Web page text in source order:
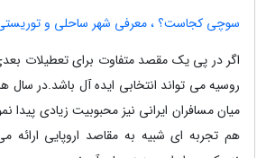
سوچی کجاست؟ ، معرفی شهر ساحلی و
اگر در پی یک مقصد متفاوت برای تعطیلات
روسیه می تواند انتخابی ایده آل باشد.در
میان مسافران ایرانی نیز محبوبیت زیادی پیدا
هم تجربه ای شبیه به مقاصد اروپایی